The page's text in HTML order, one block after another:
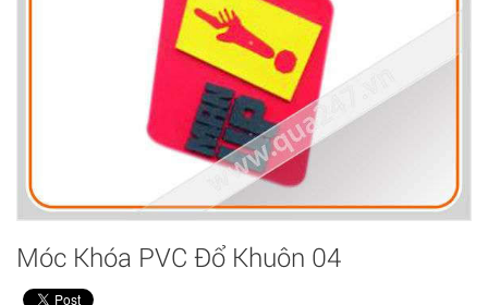
Móc Khóa PVC Đổ Khuôn 04